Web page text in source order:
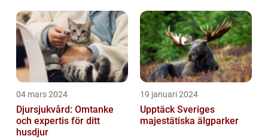
04 mars 2024
Djursjukvård: Omtanke
och expertis för ditt
husdjur
19 januari 2024
Upptäck Sveriges
majestätiska älgparker